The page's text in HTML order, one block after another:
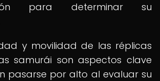
para determinar su
y movilidad de las réplicas
samurái son aspectos clave
pasarse por alto al evaluar su